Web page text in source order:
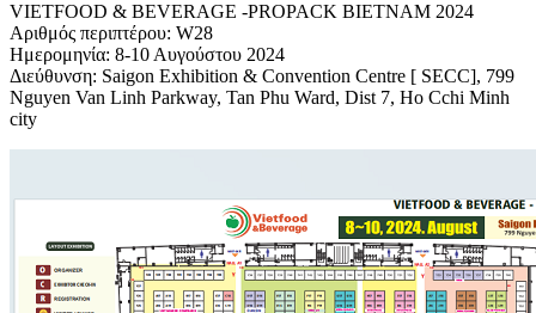
VIETFOOD & BEVERAGE -PROPACK ΒΙΕΤΝΑΜ 2024
Αριθμός περιπτέρου: W28
Ημερομηνία: 8-10 Αυγούστου 2024
Διεύθυνση: Saigon Exhibition & Convention Centre [ SECC], 799
Nguyen Van Linh Parkway, Tan Phu Ward, Dist 7, Ho Cchi Minh
city